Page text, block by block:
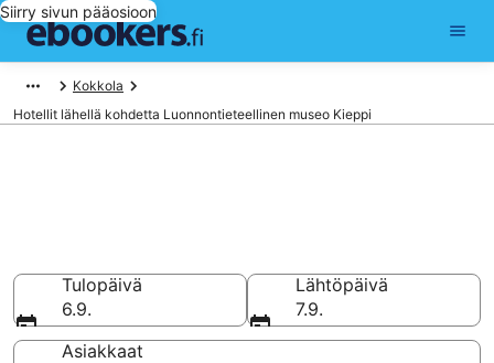
Siirry sivun pääosioon
Kokkola
Hotellit lähellä kohdetta Luonnontieteellinen museo Kieppi
Tulopäivä
6.9.
Lähtöpäivä
7.9.
Asiakkaat